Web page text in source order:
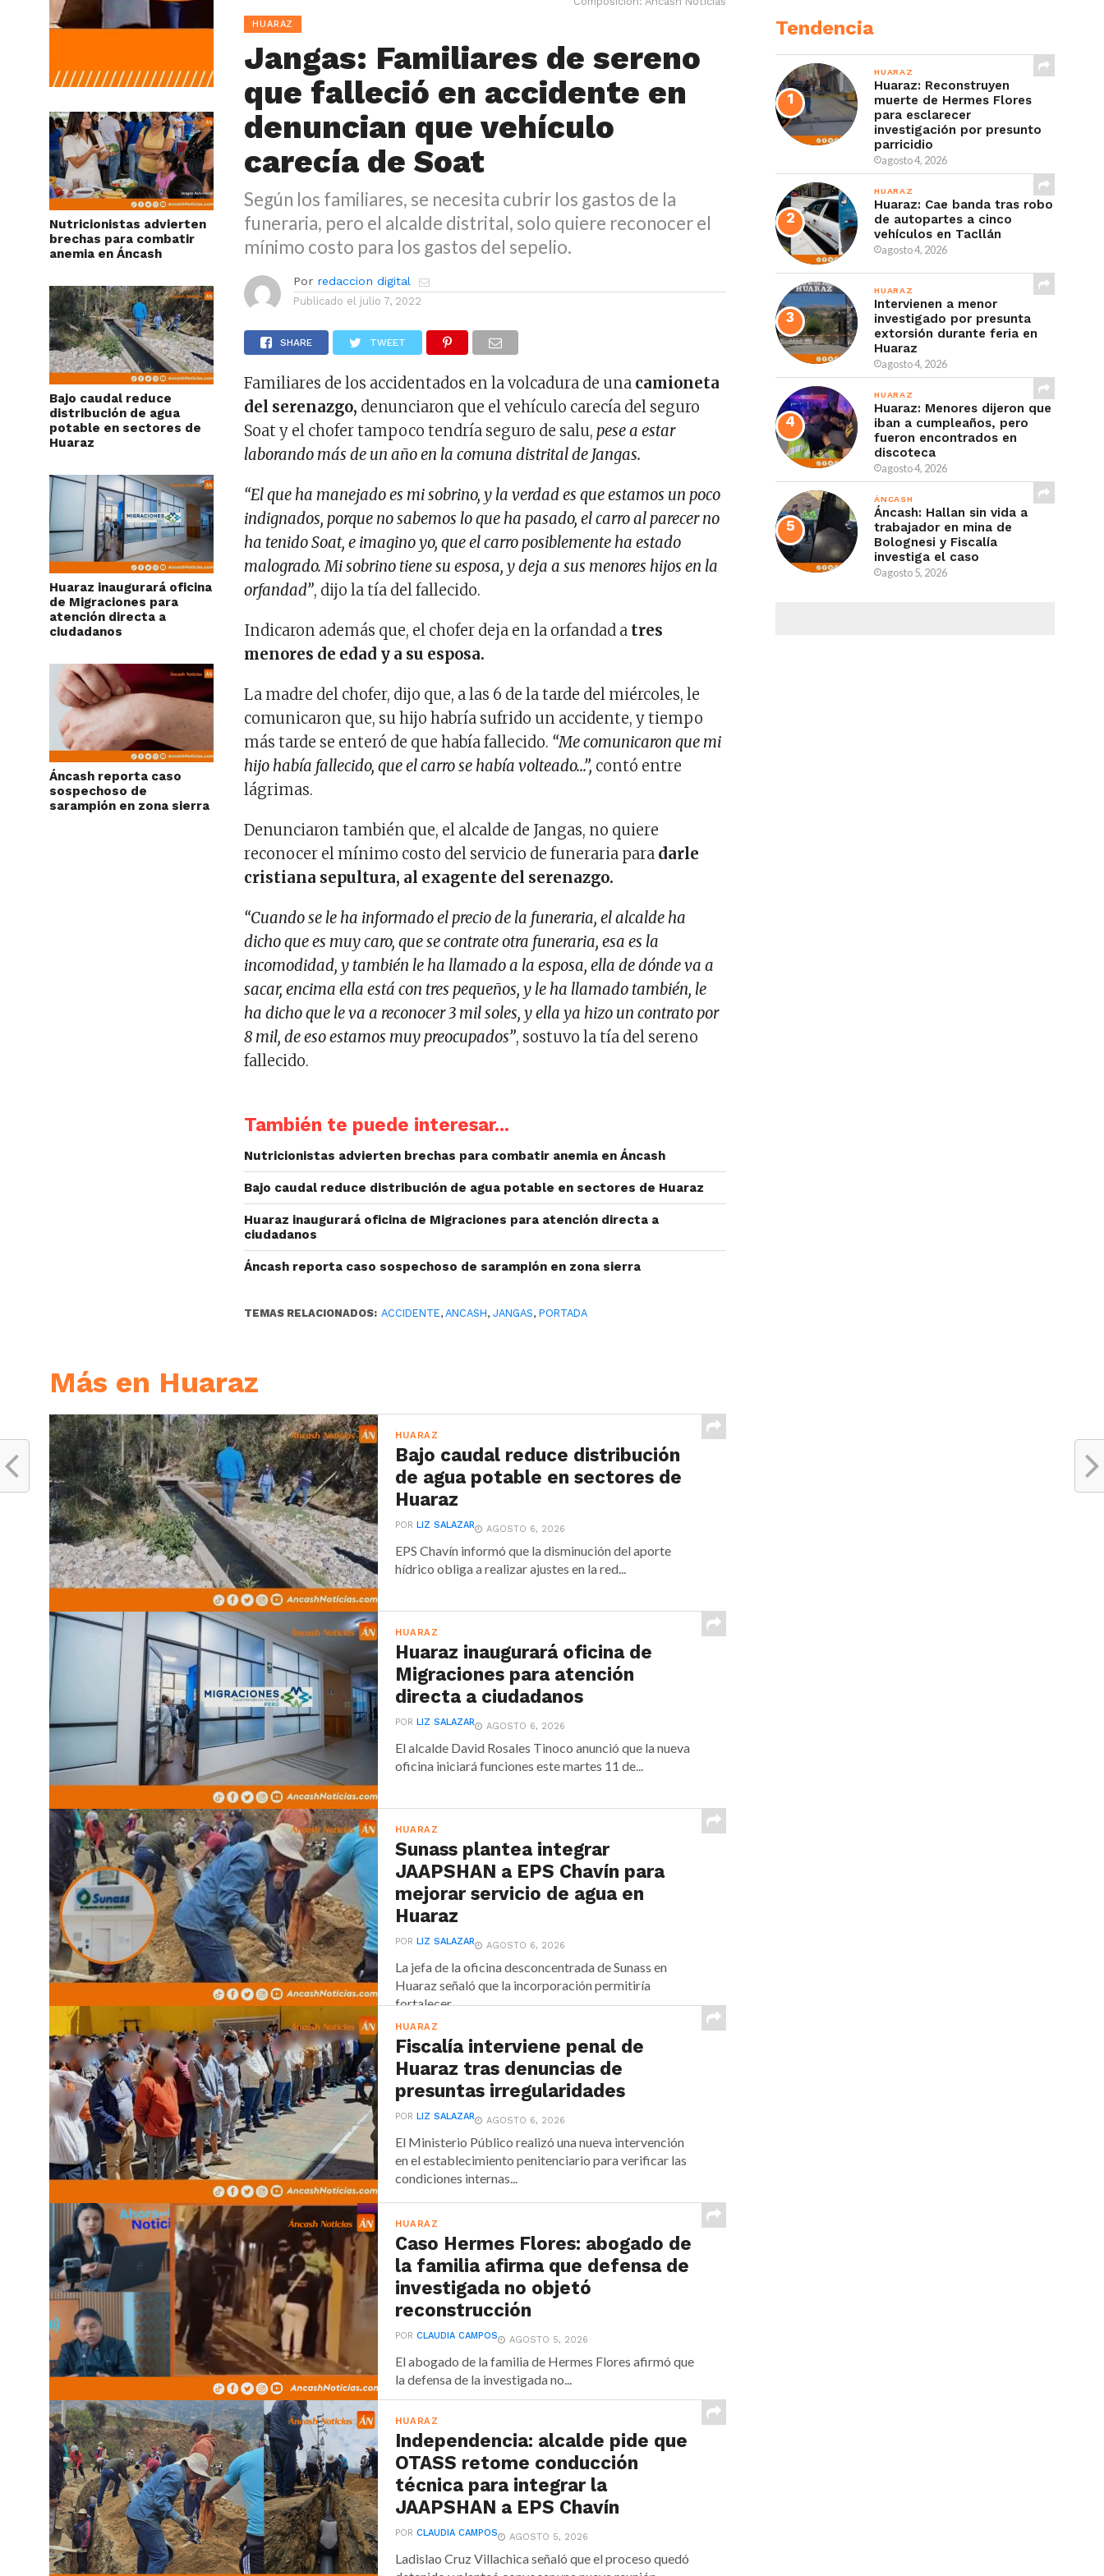
Nutricionistas advierten
brechas para combatir
anemia en Áncash
Bajo caudal reduce
distribución de agua
potable en sectores de
Huaraz
Huaraz inaugurará oficina
de Migraciones para
atención directa a
ciudadanos
Áncash reporta caso
sospechoso de
sarampión en zona sierra
HUARAZ
Jangas: Familiares de sereno
que falleció en accidente en
denuncian que vehículo
carecía de Soat
Según los familiares, se necesita cubrir los gastos de la
funeraria, pero el alcalde distrital, solo quiere reconocer el
mínimo costo para los gastos del sepelio.
Por redaccion digital
Publicado el julio 7, 2022
SHARE TWEET
Familiares de los accidentados en la volcadura de una camioneta
del serenazgo, denunciaron que el vehículo carecía del seguro
Soat y el chofer tampoco tendría seguro de salu, pese a estar
laborando más de un año en la comuna distrital de Jangas.
“El que ha manejado es mi sobrino, y la verdad es que estamos un poco
indignados, porque no sabemos lo que ha pasado, el carro al parecer no
ha tenido Soat, e imagino yo, que el carro posiblemente ha estado
malogrado. Mi sobrino tiene su esposa, y deja a sus menores hijos en la
orfandad”, dijo la tía del fallecido.
Indicaron además que, el chofer deja en la orfandad a tres
menores de edad y a su esposa.
La madre del chofer, dijo que, a las 6 de la tarde del miércoles, le
comunicaron que, su hijo habría sufrido un accidente, y tiempo
más tarde se enteró de que había fallecido. “Me comunicaron que mi
hijo había fallecido, que el carro se había volteado…”, contó entre
lágrimas.
Denunciaron también que, el alcalde de Jangas, no quiere
reconocer el mínimo costo del servicio de funeraria para darle
cristiana sepultura, al exagente del serenazgo.
“Cuando se le ha informado el precio de la funeraria, el alcalde ha
dicho que es muy caro, que se contrate otra funeraria, esa es la
incomodidad, y también le ha llamado a la esposa, ella de dónde va a
sacar, encima ella está con tres pequeños, y le ha llamado también, le
ha dicho que le va a reconocer 3 mil soles, y ella ya hizo un contrato por
8 mil, de eso estamos muy preocupados”, sostuvo la tía del sereno
fallecido.
También te puede interesar...
Nutricionistas advierten brechas para combatir anemia en Áncash
Bajo caudal reduce distribución de agua potable en sectores de Huaraz
Huaraz inaugurará oficina de Migraciones para atención directa a
ciudadanos
Áncash reporta caso sospechoso de sarampión en zona sierra
TEMAS RELACIONADOS: ACCIDENTE,ANCASH,JANGAS,PORTADA
Más en Huaraz
HUARAZ
Bajo caudal reduce distribución
de agua potable en sectores de
Huaraz
POR LIZ SALAZAR AGOSTO 6, 2026
EPS Chavín informó que la disminución del aporte
hídrico obliga a realizar ajustes en la red...
HUARAZ
Huaraz inaugurará oficina de
Migraciones para atención
directa a ciudadanos
POR LIZ SALAZAR AGOSTO 6, 2026
El alcalde David Rosales Tinoco anunció que la nueva
oficina iniciará funciones este martes 11 de...
HUARAZ
Sunass plantea integrar
JAAPSHAN a EPS Chavín para
mejorar servicio de agua en
Huaraz
POR LIZ SALAZAR AGOSTO 6, 2026
La jefa de la oficina desconcentrada de Sunass en
Huaraz señaló que la incorporación permitiría
fortalecer...
HUARAZ
Fiscalía interviene penal de
Huaraz tras denuncias de
presuntas irregularidades
POR LIZ SALAZAR AGOSTO 6, 2026
El Ministerio Público realizó una nueva intervención
en el establecimiento penitenciario para verificar las
condiciones internas...
HUARAZ
Caso Hermes Flores: abogado de
la familia afirma que defensa de
investigada no objetó
reconstrucción
PORCLAUDIA CAMPOS AGOSTO 5, 2026
El abogado de la familia de Hermes Flores afirmó que
la defensa de la investigada no...
HUARAZ
Independencia: alcalde pide que
OTASS retome conducción
técnica para integrar la
JAAPSHAN a EPS Chavín
PORCLAUDIA CAMPOS AGOSTO 5, 2026
Ladislao Cruz Villachica señaló que el proceso quedó
Tendencia
HUARAZ
Huaraz: Reconstruyen
muerte de Hermes Flores
para esclarecer
investigación por presunto
parricidio
agosto 4, 2026
HUARAZ
Huaraz: Cae banda tras robo
de autopartes a cinco
vehículos en Tacllán
agosto 4, 2026
HUARAZ
Intervienen a menor
investigado por presunta
extorsión durante feria en
Huaraz
agosto 4, 2026
HUARAZ
Huaraz: Menores dijeron que
iban a cumpleaños, pero
fueron encontrados en
discoteca
agosto 4, 2026
ÁNCASH
Áncash: Hallan sin vida a
trabajador en mina de
Bolognesi y Fiscalía
investiga el caso
agosto 5, 2026